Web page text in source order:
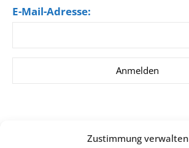
Zustimmung verwalten
E-Mail-Adresse: